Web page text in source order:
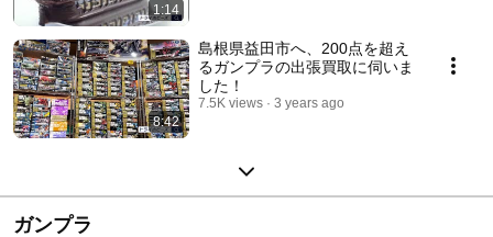
1:14
8:42
島根県益田市へ、200点を超え
るガンプラの出張買取に伺いま
した！
7.5K views 3 years ago
ガンプラ